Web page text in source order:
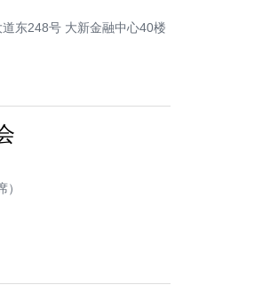
东248号 大新金融中心40楼